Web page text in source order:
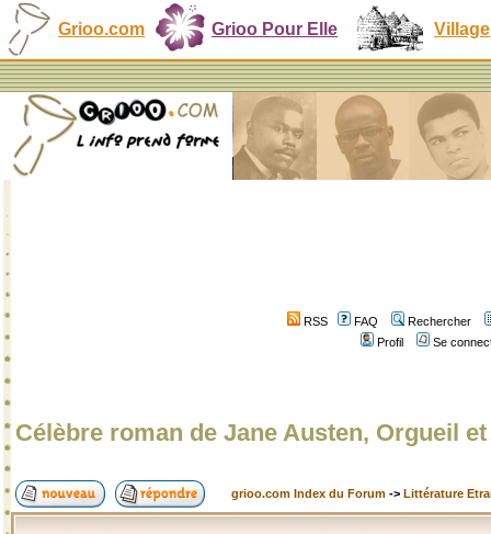
Grioo.com Grioo Pour Elle Village
RSS FAQ
Rechercher
Profil
Se
Célèbre roman de Jane Austen, Orgueil
grioo.com Index du Forum -> Littérature